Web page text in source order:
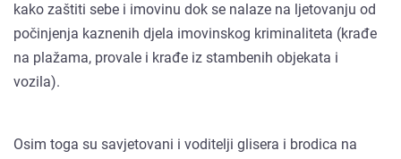
kako zaštiti sebe i imovinu dok se nalaze na ljetovanju od
počinjenja kaznenih djela imovinskog kriminaliteta (krađe
na plažama, provale i krađe iz stambenih objekata i
vozila).
Osim toga su savjetovani i voditelji glisera i brodica na